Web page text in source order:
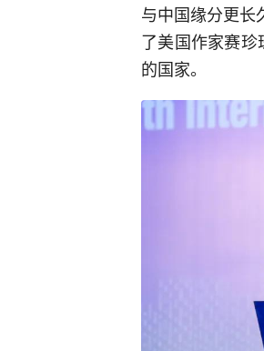
与中国缘分更长
了美国作家赛
的国家。